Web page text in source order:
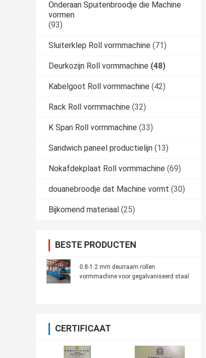
Onderaan Spuitenbroodje die Machine
vormen
(93)
Sluiterklep Roll vormmachine (71)
Deurkozijn Roll vormmachine (48)
Kabelgoot Roll vormmachine (42)
Rack Roll vormmachine (32)
K Span Roll vormmachine (33)
Sandwich paneel productielijn (13)
Nokafdekplaat Roll vormmachine (69)
douanebroodje dat Machine vormt (30)
Bijkomend materiaal (25)
BESTE PRODUCTEN
0.8-1.2 mm deurraam rollen
vormmachine voor gegalvaniseerd staal
CERTIFICAAT